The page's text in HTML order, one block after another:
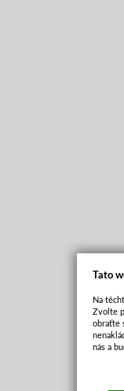
Tato
Na
Zvolte
obraťte
nás a